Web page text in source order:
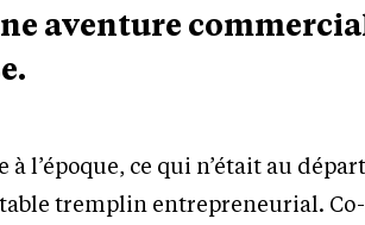
aventure
l’époque, ce qui n’était au
tremplin entrepreneurial.